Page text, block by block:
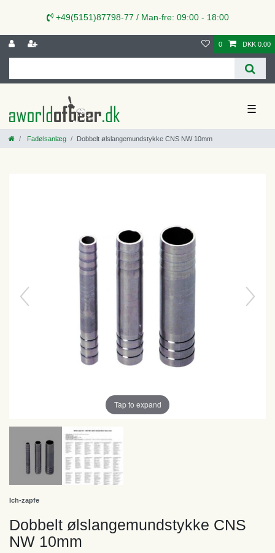
+49(5151)87798-77 / Man-fre: 09:00 - 18:00
0 DKK 0.00
☰
Fadølsanlæg Dobbelt ølslangemundstykke CNS NW 10mm
Tap to expand
Ich-zapfe
Dobbelt ølslangemundstykke CNS
NW 10mm